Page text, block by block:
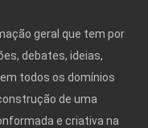
geral que tem por
debates, ideias,
todos os domínios
de uma
e criativa na